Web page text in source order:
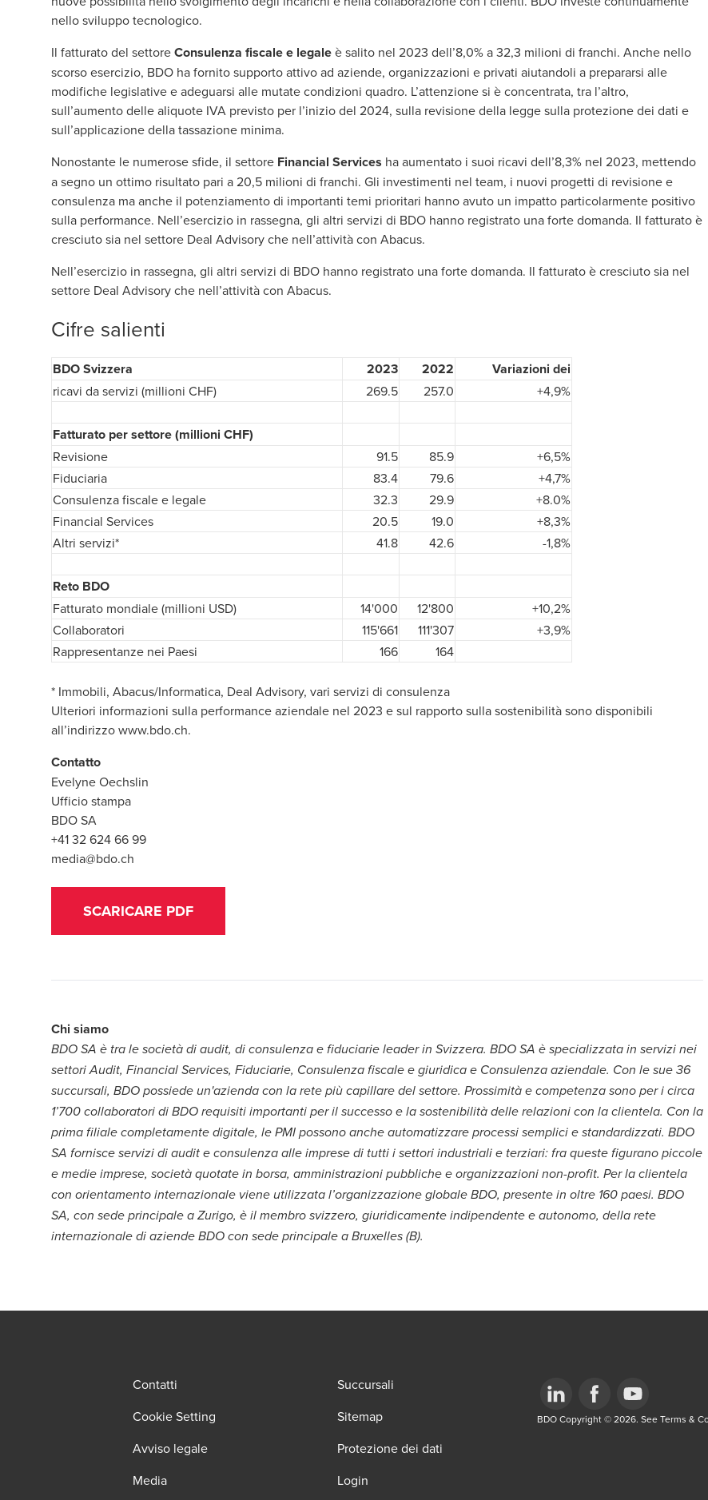
nello sviluppo tecnologico.
Il fatturato del settoreConsulenza fiscale e legaleè salito nel 2023 dell’8,0% a 32,3 milioni di franchi. Anche nello
scorso esercizio, BDO ha fornito supporto attivo ad aziende, organizzazioni e privati aiutandoli a prepararsi alle
modifiche legislative e adeguarsi alle mutate condizioni quadro. L’attenzione si è concentrata, tra l’altro,
sull’aumento delle aliquote IVA previsto per l’inizio del 2024, sulla revisione della legge sulla protezione dei dati e
sull’applicazione della tassazione minima.
Nonostante le numerose sfide, il settore Financial Services ha aumentato i suoi ricavi dell’8,3% nel 2023, mettendo
a segno un ottimo risultato pari a 20,5 milioni di franchi. Gli investimenti nel team, i nuovi progetti di revisione e
consulenza ma anche il potenziamento di importanti temi prioritari hanno avuto un impatto particolarmente positivo
sulla performance. Nell’esercizio in rassegna, gli altri servizi di BDO hanno registrato una forte domanda. Il fatturato è
cresciuto sia nel settore Deal Advisory che nell’attività con Abacus.
Nell’esercizio in rassegna, gli altri servizi di BDO hanno registrato una forte domanda. Il fatturato è cresciuto sia nel
settore Deal Advisory che nell’attività con Abacus.
Cifre salienti
BDO Svizzera 2023 2022 Variazioni dei
ricavi da servizi (millioni CHF) 269.5 257.0 +4,9%
Fatturato per settore (millioni CHF)
Revisione 91.5 85.9
+6,5%
Fiduciaria
83.4 79.6
+4,7%
Consulenza fiscale e legale
32.3 29.9
+8.0%
Financial Services
20.5 19.0
+8,3%
Altri servizi*
41.8 42.6 -1,8%
Reto BDO
Fatturato mondiale (millioni USD) 14'000 12'800
+10,2%
Collaboratori
115'661 111'307
+3,9%
Rappresentanze nei Paesi
166 164
* Immobili, Abacus/Informatica, Deal Advisory, vari servizi di consulenza
Ulteriori informazioni sulla performance aziendale nel 2023 e sul rapporto sulla sostenibilità sono disponibili
all’indirizzowww.bdo.ch.
Contatto
Evelyne Oechslin
Ufficio stampa
BDO SA
+41 32 624 66 99
media@bdo.ch
SCARICARE PDF
Chi siamo
BDO SA è tra le società di audit, di consulenza e fiduciarie leader in Svizzera. BDO SA è specializzata in servizi nei
settori Audit, Financial Services, Fiduciarie, Consulenza fiscale e giuridica e Consulenza aziendale. Con le sue 36
succursali, BDO possiede un'azienda con la rete più capillare del settore. Prossimità e competenza sono per i circa
1’700 collaboratori di BDO requisiti importanti per il successo e la sostenibilità delle relazioni con la clientela. Con la
prima filiale completamente digitale, le PMI possono anche automatizzare processi semplici e standardizzati. BDO
SA fornisce servizi di audit e consulenza alle imprese di tutti i settori industriali e terziari: fra queste figurano piccole
e medie imprese, società quotate in borsa, amministrazioni pubbliche e organizzazioni non-profit. Per la clientela
con orientamento internazionale viene utilizzata l’organizzazione globale BDO, presente in oltre 160 paesi. BDO
SA, con sede principale a Zurigo, è il membro svizzero, giuridicamente indipendente e autonomo, della rete
internazionale di aziende BDO con sede principale a Bruxelles (B).
Contatti
Succursali
Cookie Setting
Sitemap
Avviso legale
Protezione dei dati
Media
Login
Opens in a new window/tab
Opens in a new window/
Opens in a new
BDO Copyright © 2026. See Terms &